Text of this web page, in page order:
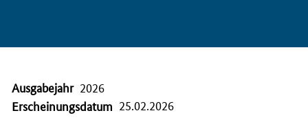
Ausgabejahr 2026
Erscheinungsdatum 25.02.2026